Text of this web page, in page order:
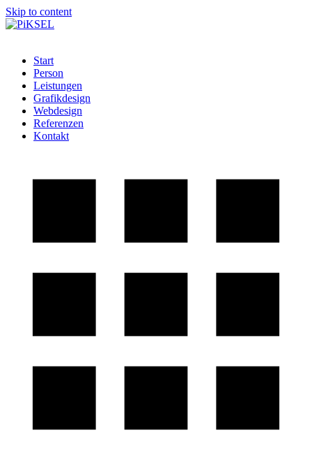
Skip to content
Start
Person
Leistungen
Grafikdesign
Webdesign
Referenzen
Kontakt